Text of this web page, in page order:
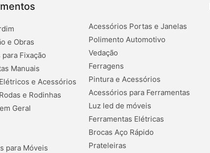
e Obras
Fixação
Manuais
e Acessórios
e Rodinhas
Geral
para Móveis
Acessórios Portas e Janelas
Polimento Automotivo
Vedação
Ferragens
Pintura e Acessórios
Acessórios para Ferramentas
Luz led de móveis
Ferramentas Elétricas
Brocas Aço Rápido
Prateleiras